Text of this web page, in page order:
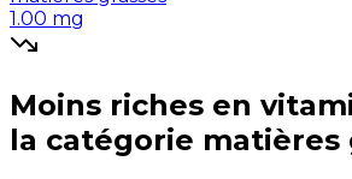
1.00 mg
Moins riches en
la catégorie matières